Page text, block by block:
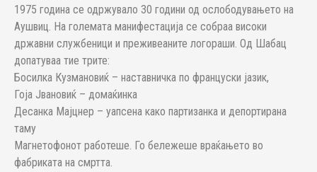
1975 година се одржувало 30 години од ослободувањето на
Аушвиц. На големата манифестација се собраа високи
државни службеници и преживеаните логораши. Од Шабац
допатуваа тие трите:
Босилка Кузмановиќ – наставничка по француски јазик,
Гоја Јвановиќ – домаќинка
Десанка Мајцнер – уапсена како партизанка и депортирана
таму
Магнетофонот работеше. Го бележеше враќањето во
фабриката на смртта.